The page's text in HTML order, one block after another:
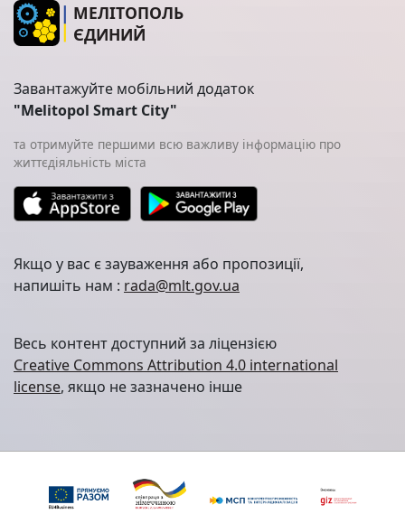
МЕЛІТОПОЛЬ
ЄДИНИЙ
Завантажуйте мобільний додаток
"Melitopol Smart City"
та отримуйте першими всю важливу інформацію про
життєдіяльність міста
Якщо у вас є зауваження або пропозиції,
напишіть нам : rada@mlt.gov.ua
Весь контент доступний за ліцензією
Creative Commons Attribution 4.0 international
license, якщо не зазначено інше